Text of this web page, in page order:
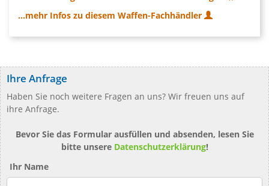
...mehr Infos zu diesem Waffen-Fachhändler
Ihre Anfrage
Haben Sie noch weitere Fragen an uns? Wir freuen uns auf
ihre Anfrage.
Bevor Sie das Formular ausfüllen und absenden, lesen Sie
bitte unsere Datenschutzerklärung!
Ihr Name